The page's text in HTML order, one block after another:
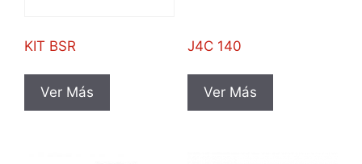
KIT BSR
Ver Más
J4C 140
Ver Más